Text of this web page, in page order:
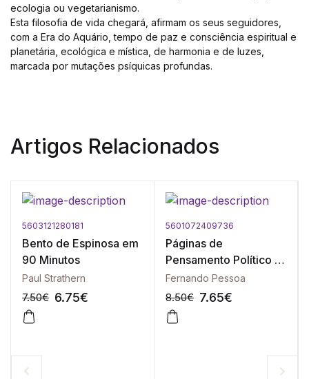
ecologia ou vegetarianismo.
Esta filosofia de vida chegará, afirmam os seus seguidores,
com a Era do Aquário, tempo de paz e consciência espiritual e
planetária, ecológica e mística, de harmonia e de luzes,
marcada por mutações psíquicas profundas.
Artigos Relacionados
5603121280181
Bento de Espinosa em
90 Minutos
Paul Strathern
7.50€ 6.75€
5601072409736
Páginas de
Pensamento Político -
Vol. I ( 1910-1919 )
Fernando Pessoa
8.50€ 7.65€